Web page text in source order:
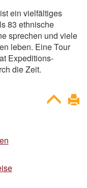
ein vielfältiges
83 ethnische
sprechen und viele
leben. Eine Tour
Expeditions-
die Zeit.